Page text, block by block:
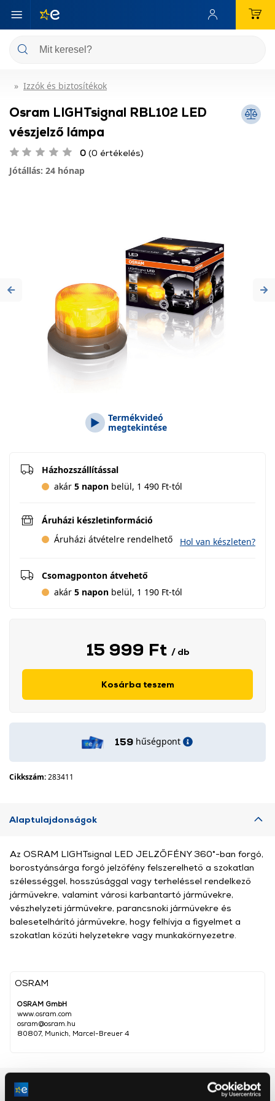
Izzók és biztosítékok
Osram LIGHTsignal RBL102 LED
vészjelző lámpa
0 (0 értékelés)
Jótállás: 24 hónap
Previous
Termékvideó
megtekintése
Házhozszállítással
akár 5 napon belül, 1 490 Ft-tól
Áruházi készletinformáció
Áruházi átvételre rendelhető
Hol van készleten?
Csomagponton átvehető
akár 5 napon belül, 1 190 Ft-tól
15 999 Ft / db
Kosárba teszem
159 hűségpont
Cikkszám:283411
Alaptulajdonságok
OSRAM
OSRAM GmbH
www.osram.com
osram@osram.hu
80807, Munich, Marcel-Breuer 4
Az OSRAM LIGHTsignal LED JELZŐFÉNY 360°-ban forgó,
borostyánsárga forgó jelzőfény felszerelhető a szokatlan
szélességgel, hosszúsággal vagy terheléssel rendelkező
járművekre, valamint városi karbantartó járművekre,
vészhelyzeti járművekre, parancsnoki járművekre és
balesetelhárító járművekre, hogy felhívja a figyelmet a
szokatlan közúti helyzetekre vagy munkakörnyezetre.
Részletes ismertető